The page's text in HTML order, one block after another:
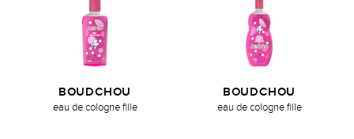
BOUDCHOU
eau de cologne fille
BOUDCHOU
eau de cologne fille